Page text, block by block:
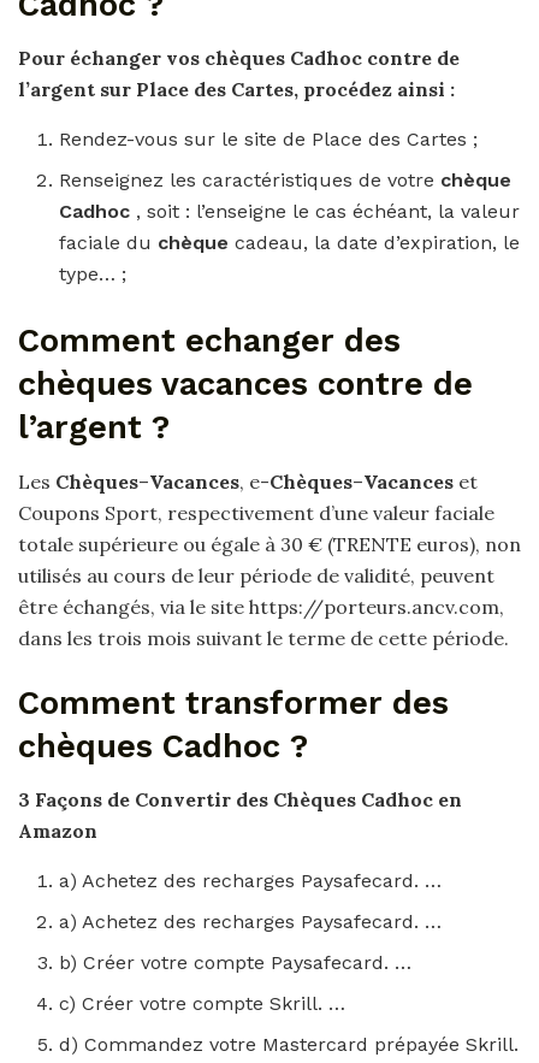
Pour échanger vos chèques Cadhoc contre de
l’argent sur Place des Cartes, procédez ainsi :
Rendez-vous sur le site de Place des Cartes ;
Renseignez les caractéristiques de votre chèque
Cadhoc , soit : l’enseigne le cas échéant, la valeur
faciale du chèquecadeau, la date d’expiration, le
type… ;
Comment echanger des
chèques vacances contre de
l’argent ?
Les Chèques–Vacances, e-Chèques–Vacances et
Coupons Sport, respectivement d’une valeur faciale
totale supérieure ou égale à 30 € (TRENTE euros), non
utilisés au cours de leur période de validité, peuvent
être échangés, via le site https://porteurs.ancv.com,
dans les trois mois suivant le terme de cette période.
Comment transformer des
chèques Cadhoc ?
3 Façons de Convertir des Chèques Cadhoc en
Amazon
a) Achetez des recharges Paysafecard. …
a) Achetez des recharges Paysafecard. …
b) Créer votre compte Paysafecard. …
c) Créer votre compte Skrill. …
d) Commandez votre Mastercard prépayée Skrill.